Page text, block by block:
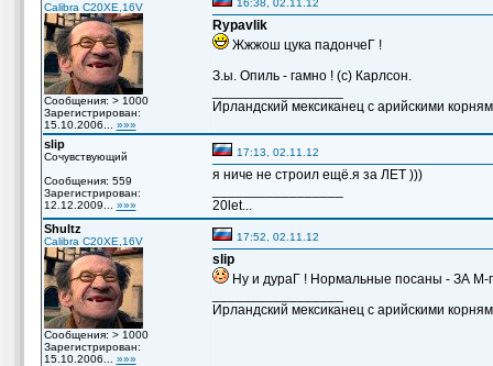
Calibra C20XE,16V
Сообщения: > 1000
Зарегистрирован:
15.10.2006... »»»
16:38, 02.11.12
Rypavlik
Жжжош цука падончеГ !
З.ы. Опиль - гамно ! (с) Карлсон.
Ирландский мексиканец с арийскими
slip
Сочувствующий
Сообщения: 559
Зарегистрирован:
12.12.2009... »»»
17:13, 02.11.12
я ниче не строил ещё.я за ЛЕТ )))
20let...
Shultz
Calibra C20XE,16V
Сообщения: > 1000
Зарегистрирован:
15.10.2006... »»»
17:52, 02.11.12
slip
Ну и дураГ ! Нормальные посаны - ЗА М-
Ирландский мексиканец с арийскими